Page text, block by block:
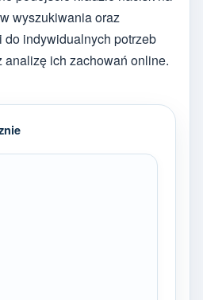
wyszukiwania oraz
indywidualnych potrzeb
analizę ich zachowań online.